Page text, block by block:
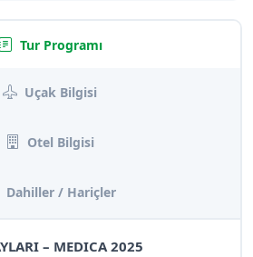
Tur Programı
Uçak Bilgisi
Otel Bilgisi
Dahiller / Hariçler
– MEDICA 2025